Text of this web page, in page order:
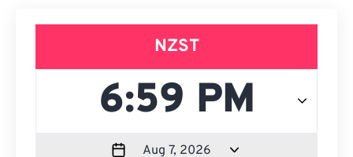
NZST